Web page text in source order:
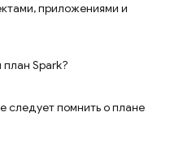
приложениями и
план Spark?
следует помнить о плане